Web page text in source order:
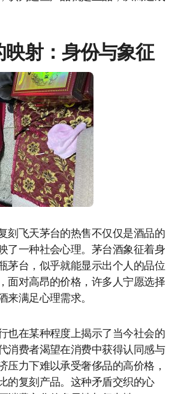
映射：身份与象征
刻飞天茅台的热售不仅仅是酒品的
了一种社会心理。茅台酒象征着身
茅台，似乎就能显示出个人的品位
面对高昂的价格，许多人宁愿选择
来满足心理需求。
也在某种程度上揭示了当今社会的
消费者渴望在消费中获得认同感与
压力下难以承受奢侈品的高价格，
的复刻产品。这种矛盾交织的心